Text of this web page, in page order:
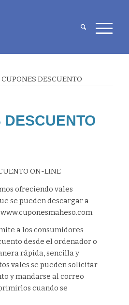
CUPONES DESCUENTO
DESCUENTO
ON-LINE
ofreciendo vales
se pueden descargar a
a los consumidores
desde el ordenador o
rápida, sencilla y
vales se pueden solicitar
y mandarse al correo
cuando se